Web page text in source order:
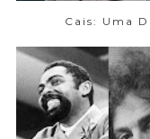
Cais: Uma